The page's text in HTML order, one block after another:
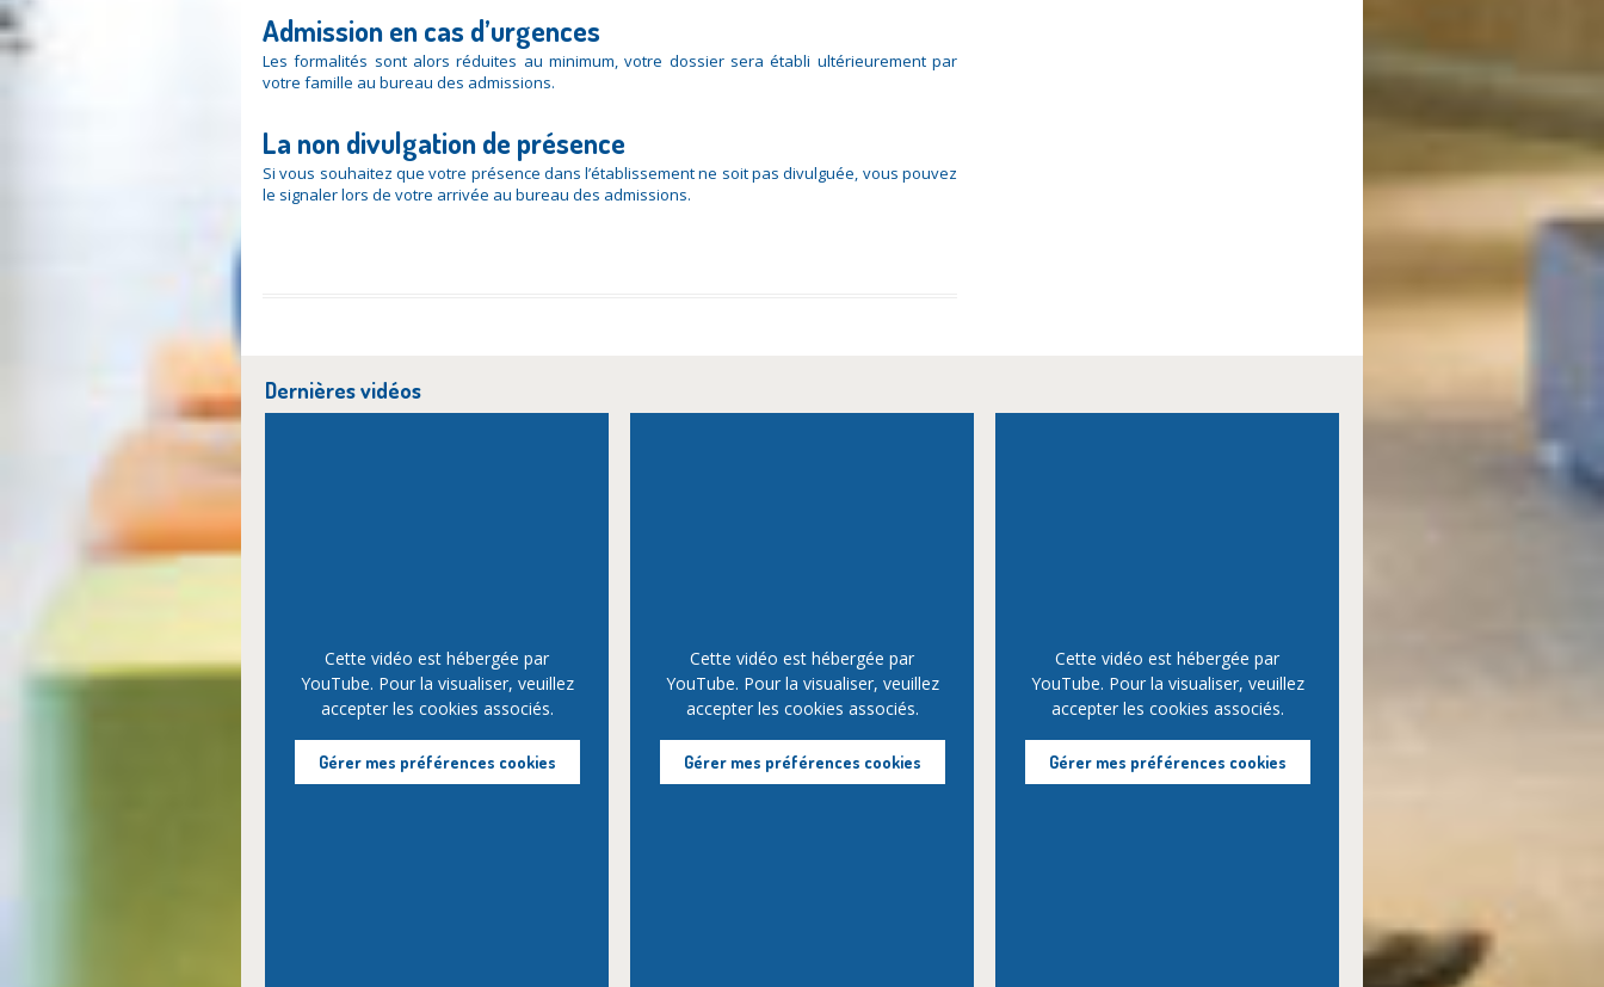
Admission en cas d’urgences
Les formalités sont alors réduites au minimum, votre dossier sera établi ultérieurement par
votre famille au bureau des admissions.
La non divulgation de présence
Si vous souhaitez que votre présence dans l’établissement ne soit pas divulguée, vous pouvez
le signaler lors de votre arrivée au bureau des admissions.
Dernières vidéos
Cette vidéo est hébergée par
YouTube. Pour la visualiser, veuillez
accepter les cookies associés.
Gérer mes préférences cookies
Cette vidéo est hébergée par
YouTube. Pour la visualiser, veuillez
accepter les cookies associés.
Gérer mes préférences cookies
Cette vidéo est hébergée par
YouTube. Pour la visualiser, veuillez
accepter les cookies associés.
Gérer mes préférences cookies